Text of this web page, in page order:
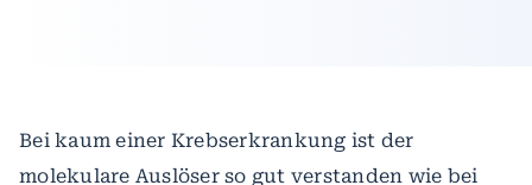
Bei kaum einer Krebserkrankung ist der
molekulare Auslöser so gut verstanden wie bei